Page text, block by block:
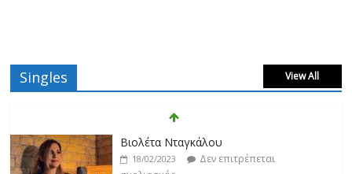
Singles View All
Βιολέτα Νταγκάλου
18/02/2023
Δεν επιτρέπεται